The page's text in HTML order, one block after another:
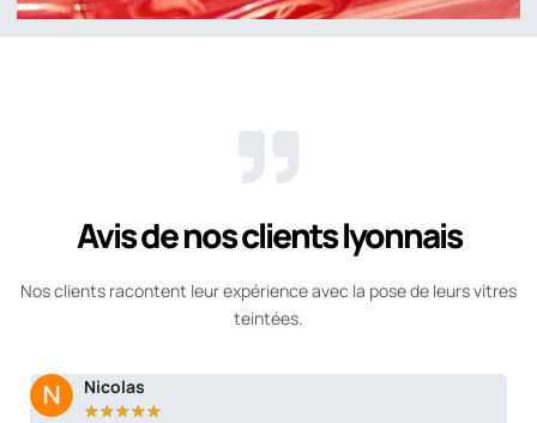
Avis de nos clients lyonnais
Nos clients racontent leur expérience avec la pose de leurs vitres
teintées.
Nicolas
★★★★★